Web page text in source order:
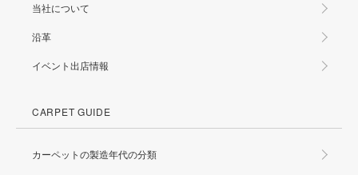
当社について
沿革
イベント出店情報
CARPET GUIDE
カーペットの製造年代の分類